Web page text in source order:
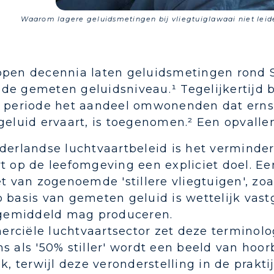
Waarom lagere geluidsmetingen bij vliegtuiglawaai niet
decennia laten geluidsmetingen rond
gemeten geluidsniveau.¹
het aandeel omwonenden dat
ervaart, is toegenomen.² Een
luchtvaartbeleid is het
op de leefomgeving een expliciet doel.
van zogenoemde 'stillere vliegtuigen',
basis van gemeten geluid is wettelijk
mag produceren.
luchtvaartsector zet deze
als '50% stiller' wordt een beeld van
terwijl deze veronderstelling in de